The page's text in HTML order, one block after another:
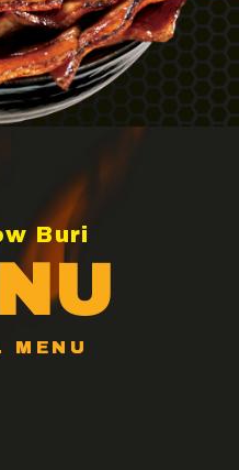
Buri
MENU